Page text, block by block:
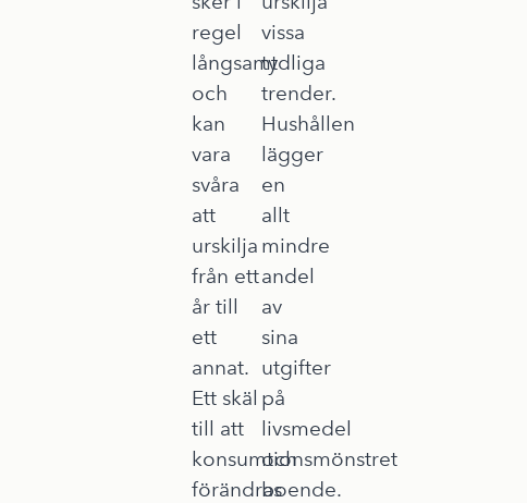
regel
långsamt
och
kan
vara
svåra
att
urskilja
från ett
år till
ett
annat.
Ett skäl
till att
konsumtionsmönstret
förändras
vissa
tydliga
trender.
Hushållen
lägger
en
allt
mindre
andel
av
sina
utgifter
på
livsmedel
och
boende.